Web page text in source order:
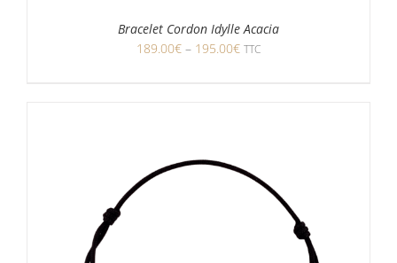
Bracelet Cordon Idylle Acacia
189.00€ – 195.00€ TTC